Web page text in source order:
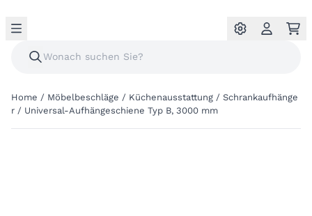
Home / Möbelbeschläge / Küchenausstattung / Schrankaufhänge
r / Universal-Aufhängeschiene Typ B, 3000 mm